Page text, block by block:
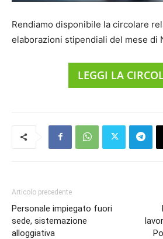
Rendiamo disponibile la circolare
elaborazioni stipendiali del mese di
LEGGI LA
Articolo precedente
Personale impiegato fuori
sede, sistemazione
alloggiativa